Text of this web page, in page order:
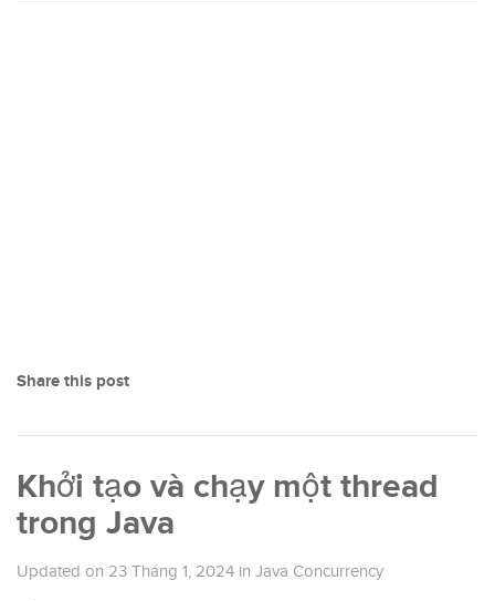
Share this post
Khởi tạo và chạy một thread
trong Java
Updated on 23 Tháng 1, 2024 in Java Concurrency